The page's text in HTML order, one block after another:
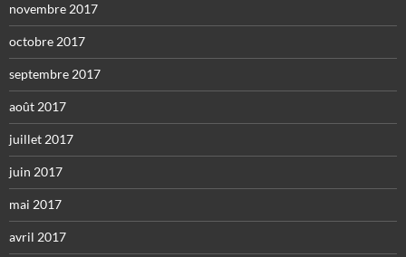
novembre 2017
octobre 2017
septembre 2017
août 2017
juillet 2017
juin 2017
mai 2017
avril 2017